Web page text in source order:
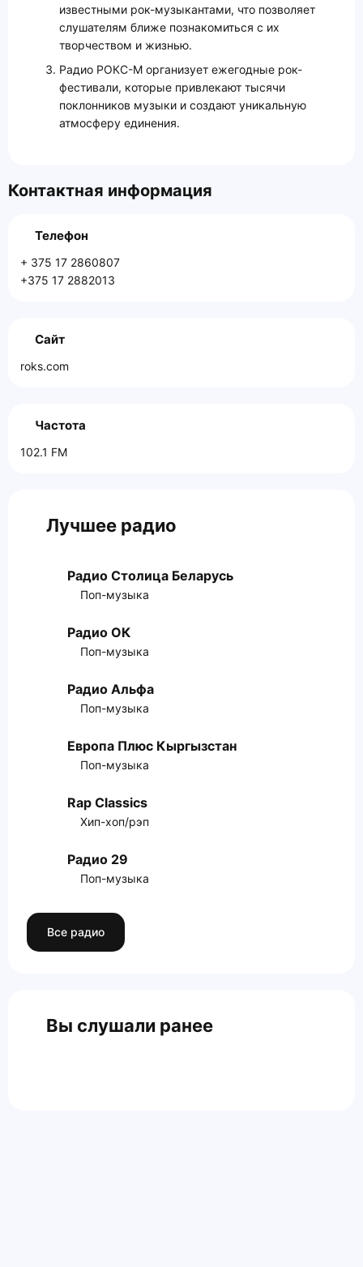
известными рок-музыкантами, что позволяет
слушателям ближе познакомиться с их
творчеством и жизнью.
Радио РОКС-М организует ежегодные рок-
фестивали, которые привлекают тысячи
поклонников музыки и создают уникальную
атмосферу единения.
Контактная информация
Телефон
+ 375 17 2860807
+375 17 2882013
Сайт
roks.com
Частота
102.1 FM
Лучшее радио
Радио Столица Беларусь
Поп-музыка
Радио ОК
Поп-музыка
Радио Альфа
Поп-музыка
Европа Плюс Кыргызстан
Поп-музыка
Rap Classics
Хип-хоп/рэп
Радио 29
Поп-музыка
Все радио
Вы слушали ранее